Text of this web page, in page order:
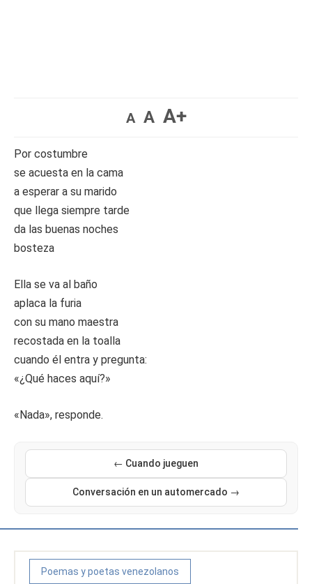
A A A+
Por costumbre
se acuesta en la cama
a esperar a su marido
que llega siempre tarde
da las buenas noches
bosteza
Ella se va al baño
aplaca la furia
con su mano maestra
recostada en la toalla
cuando él entra y pregunta:
«¿Qué haces aquí?»
«Nada», responde.
← Cuando jueguen
Conversación en un automercado →
Poemas y poetas venezolanos